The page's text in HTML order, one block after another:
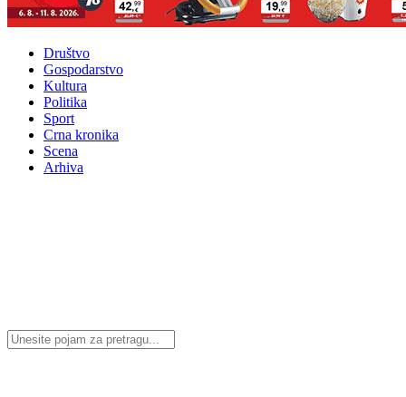
Društvo
Gospodarstvo
Kultura
Politika
Sport
Crna kronika
Scena
Arhiva